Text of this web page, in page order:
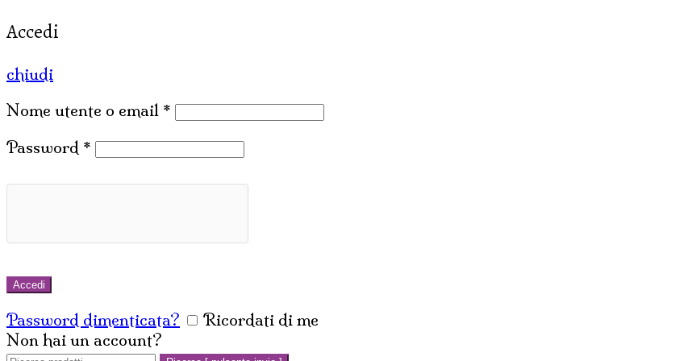
Accedi
chiudi
Nome utente o email *
Password *
Accedi
Password dimenticata?
Ricordati di me
Non hai un account?